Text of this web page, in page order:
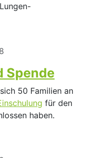
Spende
50 Familien an
für den
haben.